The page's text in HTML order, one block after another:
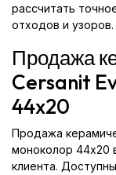
рассчитать
отходов и узоров.
Продажа
Cersanit
44x20
Продажа
моноколор 44x20
клиента.